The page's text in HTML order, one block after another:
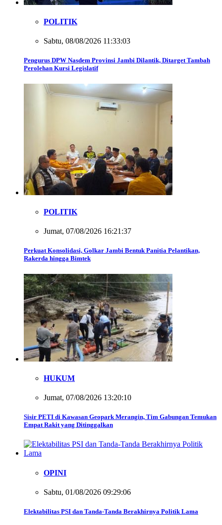
POLITIK
Sabtu, 08/08/2026 11:33:03
Pengurus DPW Nasdem Provinsi Jambi Dilantik, Ditarget Tambah
Perolehan Kursi Legislatif
POLITIK
Jumat, 07/08/2026 16:21:37
Perkuat Konsolidasi, Golkar Jambi Bentuk Panitia Pelantikan,
Rakerda hingga Bimtek
HUKUM
Jumat, 07/08/2026 13:20:10
Sisir PETI di Kawasan Geopark Merangin, Tim Gabungan Temukan
Empat Rakit yang Ditinggalkan
OPINI
Sabtu, 01/08/2026 09:29:06
Elektabilitas PSI dan Tanda-Tanda Berakhirnya Politik Lama